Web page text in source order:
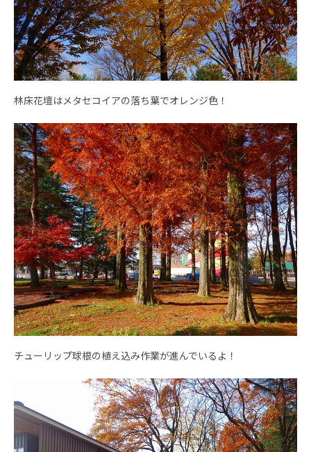
林床花壇はメタセコイアの落ち葉でオレンジ色！
チューリップ球根の植え込み作業が進んでいるよ！